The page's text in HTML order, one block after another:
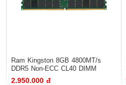
Ram Kingston 8GB 4800MT/s
DDR5 Non-ECC CL40 DIMM
1Rx16
2.950.000 đ